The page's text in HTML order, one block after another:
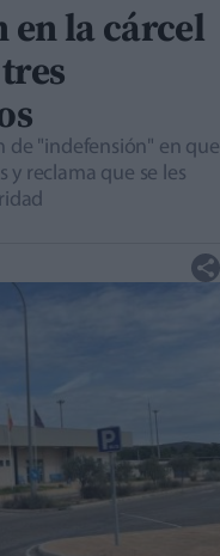
en la cárcel
de "indefensión" en que
y reclama que se les